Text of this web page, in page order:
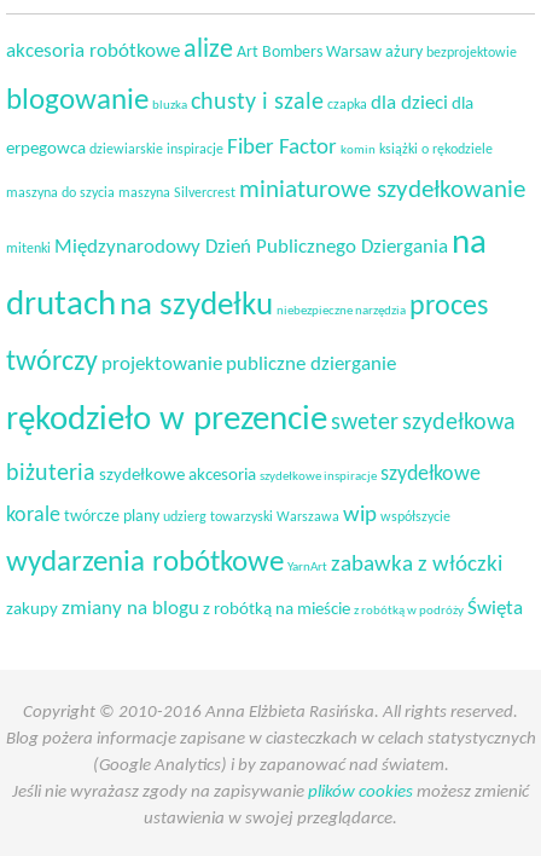
akcesoria robótkowe alize Art Bombers Warsaw ażury bezprojektowie
blogowanie bluzka chusty i szale czapka dla dzieci dla
erpegowca dziewiarskie inspiracje Fiber Factor komin książki o rękodziele
maszyna do szycia maszyna Silvercrest miniaturowe szydełkowanie
mitenki Międzynarodowy Dzień Publicznego Dziergania na
drutachna szydełku niebezpieczne narzędzia proces
twórczy projektowanie publiczne dzierganie
rękodzieło w prezenciesweterszydełkowa
biżuteria szydełkowe akcesoria szydełkowe inspiracje szydełkowe
korale twórcze plany udzierg towarzyski Warszawa wip współszycie
wydarzenia robótkowe YarnArt zabawka z włóczki
zakupy zmiany na blogu z robótką na mieście z robótką w podróży Święta
Copyright © 2010-2016 Anna Elżbieta Rasińska. All rights reserved.
Blog pożera informacje zapisane w ciasteczkach w celach statystycznych
(Google Analytics) i by zapanować nad światem.
Jeśli nie wyrażasz zgody na zapisywanie plików cookies możesz zmienić
ustawienia w swojej przeglądarce.